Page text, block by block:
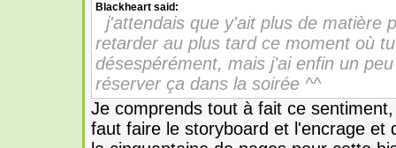
Blackheart said:
j'attendais que y'ait plus de matière
retarder au plus tard ce moment où
désespérément, mais j'ai enfin un
réserver ça dans la soirée ^^
Je comprends tout à fait ce
faut faire le storyboard et l'encrage et